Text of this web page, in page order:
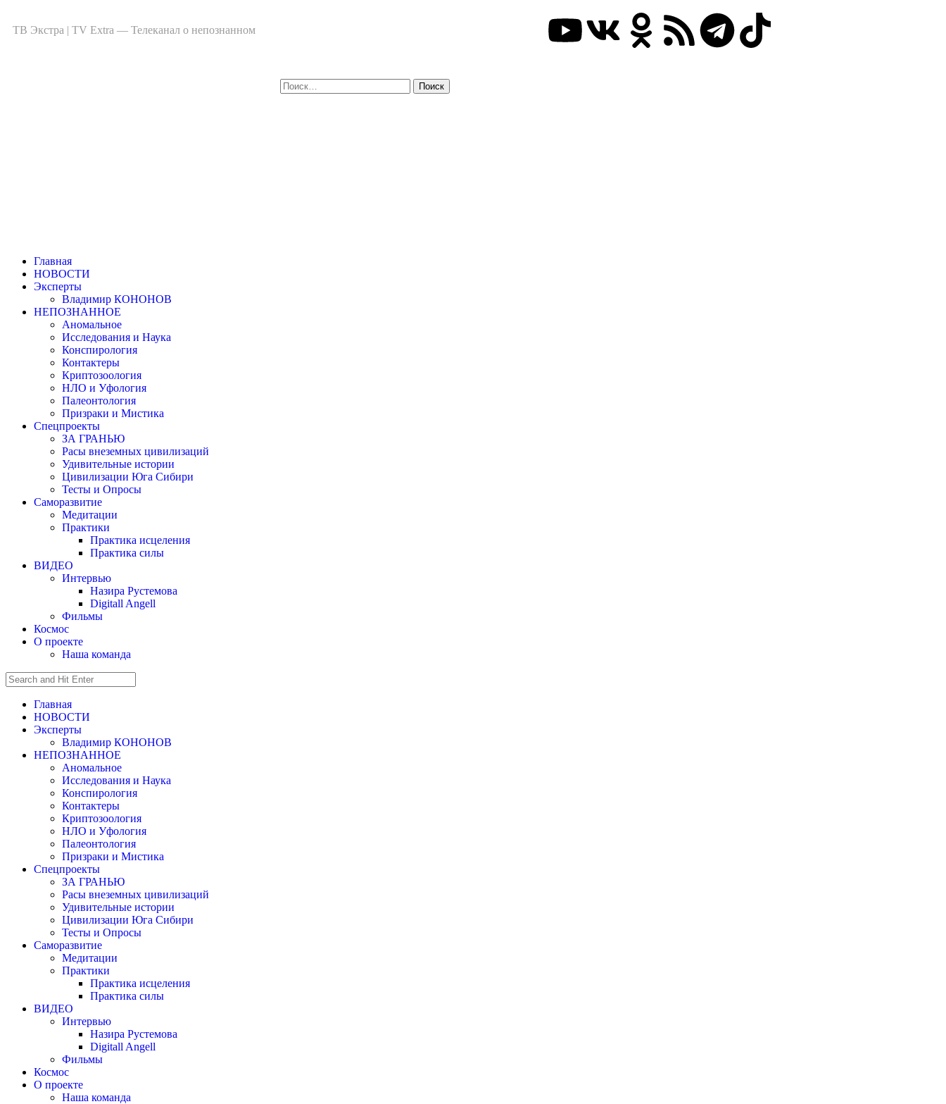
ТВ Экстра | TV Extra — Телеканал о непознанном
Главная
НОВОСТИ
Эксперты
Владимир КОНОНОВ
НЕПОЗНАННОЕ
Аномальное
Исследования и Наука
Конспирология
Контактеры
Криптозоология
НЛО и Уфология
Палеонтология
Призраки и Мистика
Спецпроекты
ЗА ГРАНЬЮ
Расы внеземных цивилизаций
Удивительные истории
Цивилизации Юга Сибири
Тесты и Опросы
Саморазвитие
Медитации
Практики
Практика исцеления
Практика силы
ВИДЕО
Интервью
Назира Рустемова
Digitall Angell
Фильмы
Космос
О проекте
Наша команда
Главная
НОВОСТИ
Эксперты
Владимир КОНОНОВ
НЕПОЗНАННОЕ
Аномальное
Исследования и Наука
Конспирология
Контактеры
Криптозоология
НЛО и Уфология
Палеонтология
Призраки и Мистика
Спецпроекты
ЗА ГРАНЬЮ
Расы внеземных цивилизаций
Удивительные истории
Цивилизации Юга Сибири
Тесты и Опросы
Саморазвитие
Медитации
Практики
Практика исцеления
Практика силы
ВИДЕО
Интервью
Назира Рустемова
Digitall Angell
Фильмы
Космос
О проекте
Наша команда